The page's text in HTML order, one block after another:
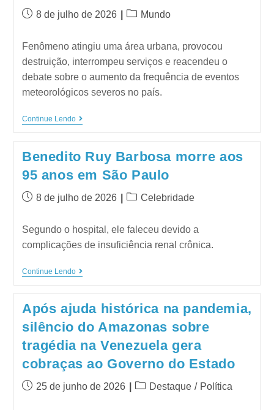
8 de julho de 2026 Mundo
Fenômeno atingiu uma área urbana, provocou
destruição, interrompeu serviços e reacendeu o
debate sobre o aumento da frequência de eventos
meteorológicos severos no país.
Continue Lendo
Benedito Ruy Barbosa morre aos
95 anos em São Paulo
8 de julho de 2026 Celebridade
Segundo o hospital, ele faleceu devido a
complicações de insuficiência renal crônica.
Continue Lendo
Após ajuda histórica na pandemia,
silêncio do Amazonas sobre
tragédia na Venezuela gera
cobraças ao Governo do Estado
25 de junho de 2026 Destaque / Política